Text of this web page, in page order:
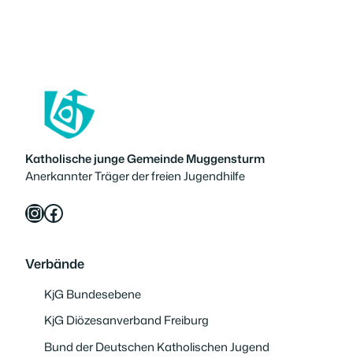
Katholische junge Gemeinde Muggensturm
Anerkannter Träger der freien Jugendhilfe
InstagramFacebook
Verbände
KjG Bundesebene
KjG Diözesanverband Freiburg
Bund der Deutschen Katholischen Jugend